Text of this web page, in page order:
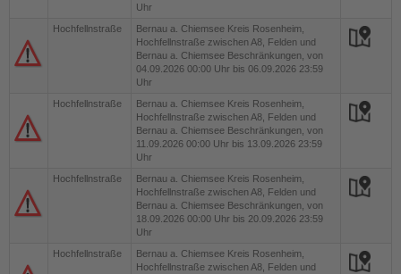
Uhr
Hochfellnstraße
Bernau a. Chiemsee Kreis Rosenheim,
Hochfellnstraße zwischen A8, Felden und
Bernau a. Chiemsee Beschränkungen, von
04.09.2026 00:00 Uhr bis 06.09.2026 23:59
Uhr
Hochfellnstraße
Bernau a. Chiemsee Kreis Rosenheim,
Hochfellnstraße zwischen A8, Felden und
Bernau a. Chiemsee Beschränkungen, von
11.09.2026 00:00 Uhr bis 13.09.2026 23:59
Uhr
Hochfellnstraße
Bernau a. Chiemsee Kreis Rosenheim,
Hochfellnstraße zwischen A8, Felden und
Bernau a. Chiemsee Beschränkungen, von
18.09.2026 00:00 Uhr bis 20.09.2026 23:59
Uhr
Hochfellnstraße
Bernau a. Chiemsee Kreis Rosenheim,
Hochfellnstraße zwischen A8, Felden und